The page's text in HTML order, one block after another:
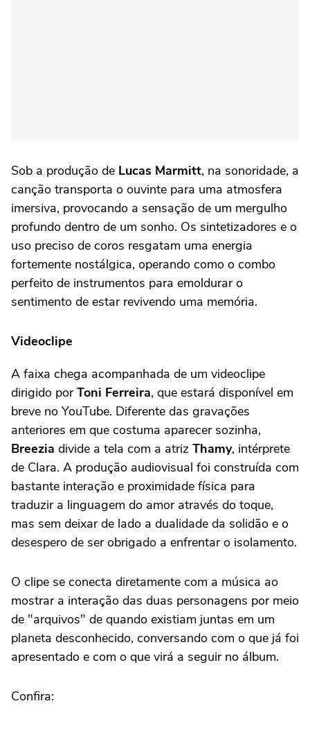
Sob a produção de Lucas Marmitt, na sonoridade, a
canção transporta o ouvinte para uma atmosfera
imersiva, provocando a sensação de um mergulho
profundo dentro de um sonho. Os sintetizadores e o
uso preciso de coros resgatam uma energia
fortemente nostálgica, operando como o combo
perfeito de instrumentos para emoldurar o
sentimento de estar revivendo uma memória.
Videoclipe
A faixa chega acompanhada de um videoclipe
dirigido porToni Ferreira, que estará disponível em
breve no YouTube. Diferente das gravações
anteriores em que costuma aparecer sozinha,
Breezia divide a tela com a atriz Thamy, intérprete
de Clara. A produção audiovisual foi construída com
bastante interação e proximidade física para
traduzir a linguagem do amor através do toque,
mas sem deixar de lado a dualidade da solidão e o
desespero de ser obrigado a enfrentar o isolamento.
O clipe se conecta diretamente com a música ao
mostrar a interação das duas personagens por meio
de "arquivos" de quando existiam juntas em um
planeta desconhecido, conversando com o que já foi
apresentado e com o que virá a seguir no álbum.
Confira: